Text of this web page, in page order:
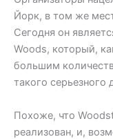
Йорк, в том же
Сегодня он
Woods, который,
большим
такого серьезного
Похоже, что
реализован, и,